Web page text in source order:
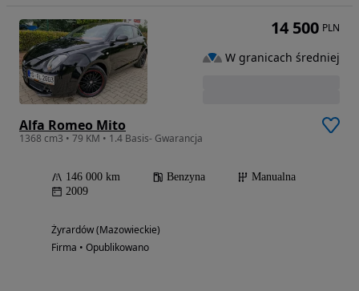
Alfa Romeo Mito
1368 cm3 • 79 KM • 1.4 Basis- Gwarancja
146 000 km Benzyna
Manualna
2009
Żyrardów (Mazowieckie)
Firma • Opublikowano
14 500 PLN
W granicach średniej